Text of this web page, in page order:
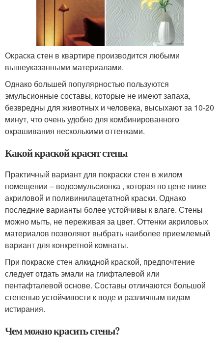
Окраска стен в квартире производится любыми
вышеуказанными материалами.
Однако большей популярностью пользуются
эмульсионные составы, которые не имеют запаха,
безвредны для животных и человека, высыхают за 10-20
минут, что очень удобно для комбинированного
окрашивания несколькими оттенками.
Какой краской красят стены
Практичный вариант для покраски стен в жилом
помещении – водоэмульсионка , которая по цене ниже
акриловой и поливинилацетатной краски. Однако
последние варианты более устойчивы к влаге. Стены
можно мыть, не переживая за цвет. Оттенки акриловых
материалов позволяют выбрать наиболее приемлемый
вариант для конкретной комнаты.
При покраске стен алкидной краской, предпочтение
следует отдать эмали на глифталевой или
пентафталевой основе. Составы отличаются большой
степенью устойчивости к воде и различным видам
истирания.
Чем можно красить стены?